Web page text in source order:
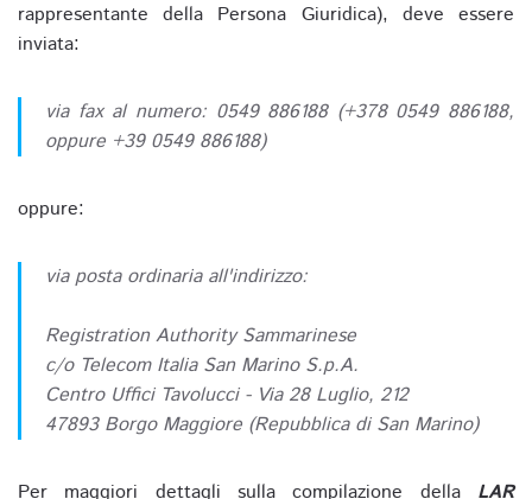
rappresentante della Persona Giuridica), deve essere
inviata:
via fax al numero: 0549 886188 (+378 0549 886188,
oppure +39 0549 886188)
oppure:
via posta ordinaria all'indirizzo:
Registration Authority Sammarinese
c/o Telecom Italia San Marino S.p.A.
Centro Uffici Tavolucci - Via 28 Luglio, 212
47893 Borgo Maggiore (Repubblica di San Marino)
Per maggiori dettagli sulla compilazione della LAR